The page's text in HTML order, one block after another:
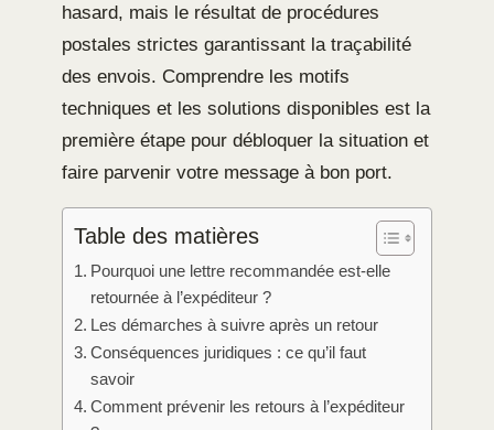
hasard, mais le résultat de procédures
postales strictes garantissant la traçabilité
des envois. Comprendre les motifs
techniques et les solutions disponibles est la
première étape pour débloquer la situation et
faire parvenir votre message à bon port.
Table des matières
Pourquoi une lettre recommandée est-elle
retournée à l’expéditeur ?
Les démarches à suivre après un retour
Conséquences juridiques : ce qu’il faut
savoir
Comment prévenir les retours à l’expéditeur